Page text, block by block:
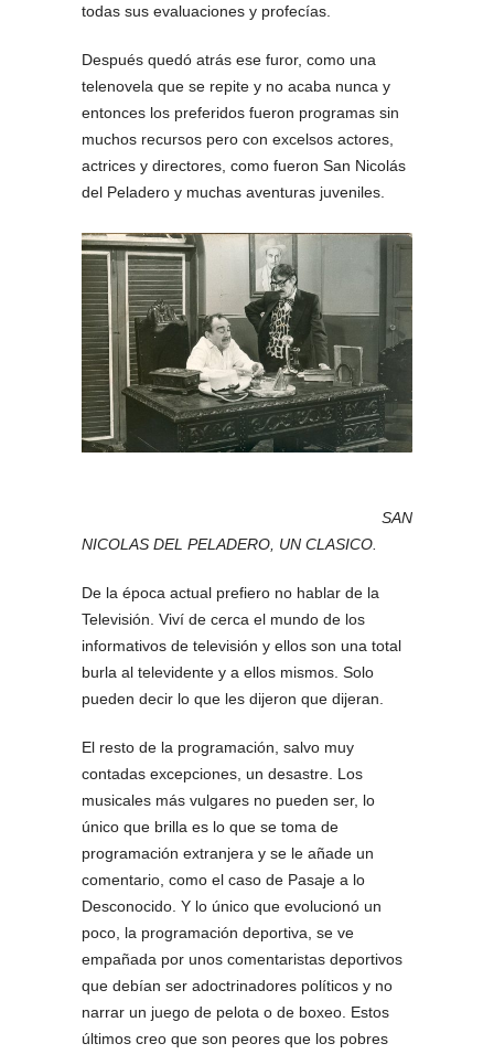
todas sus evaluaciones y profecías.
Después quedó atrás ese furor, como una
telenovela que se repite y no acaba nunca y
entonces los preferidos fueron programas sin
muchos recursos pero con excelsos actores,
actrices y directores, como fueron San Nicolás
del Peladero y muchas aventuras juveniles.
SAN
NICOLAS DEL PELADERO, UN CLASICO.
De la época actual prefiero no hablar de la
Televisión. Viví de cerca el mundo de los
informativos de televisión y ellos son una total
burla al televidente y a ellos mismos. Solo
pueden decir lo que les dijeron que dijeran.
El resto de la programación, salvo muy
contadas excepciones, un desastre. Los
musicales más vulgares no pueden ser, lo
único que brilla es lo que se toma de
programación extranjera y se le añade un
comentario, como el caso de Pasaje a lo
Desconocido. Y lo único que evolucionó un
poco, la programación deportiva, se ve
empañada por unos comentaristas deportivos
que debían ser adoctrinadores políticos y no
narrar un juego de pelota o de boxeo. Estos
últimos creo que son peores que los pobres